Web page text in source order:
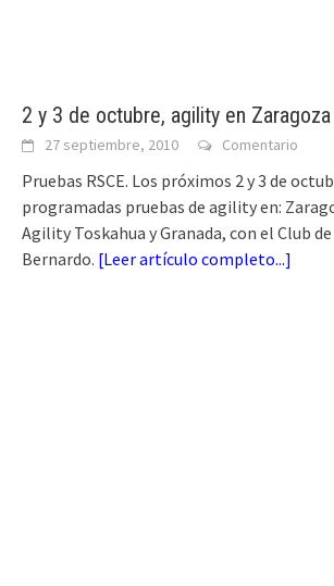
2 y 3 de octubre, agility en Zaragoza
27 septiembre, 2010 Comentario
Pruebas RSCE. Los próximos 2 y 3 de
programadas pruebas de agility en:
Agility Toskahua y Granada, con el Club
Bernardo. [Leer artículo completo...]